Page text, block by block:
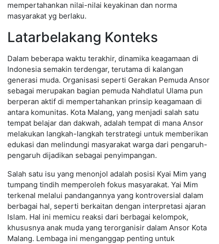
mempertahankan nilai-nilai keyakinan dan norma
masyarakat yg berlaku.
Latarbelakang Konteks
Dalam beberapa waktu terakhir, dinamika keagamaan di
Indonesia semakin terdengar, terutama di kalangan
generasi muda. Organisasi seperti Gerakan Pemuda Ansor
sebagai merupakan bagian pemuda Nahdlatul Ulama pun
berperan aktif di mempertahankan prinsip keagamaan di
antara komunitas. Kota Malang, yang menjadi salah satu
tempat belajar dan dakwah, adalah tempat di mana Ansor
melakukan langkah-langkah terstrategi untuk memberikan
edukasi dan melindungi masyarakat warga dari pengaruh-
pengaruh dijadikan sebagai penyimpangan.
Salah satu isu yang menonjol adalah posisi Kyai Mim yang
tumpang tindih memperoleh fokus masyarakat. Yai Mim
terkenal melalui pandangannya yang kontroversial dalam
berbagai hal, seperti berkaitan dengan interpretasi ajaran
Islam. Hal ini memicu reaksi dari berbagai kelompok,
khususnya anak muda yang terorganisir dalam Ansor Kota
Malang. Lembaga ini menganggap penting untuk